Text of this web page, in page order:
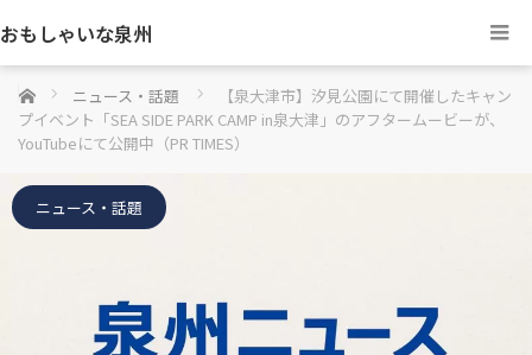
おもしゃいな泉州
ホーム ニュース・話題
【泉大津市】汐見公園にて開催したキャン
プイベント「SEA SIDE PARK CAMP in泉大津」のアフタームービーが、
YouTubeにて公開中（PR TIMES）
ニュース・話題